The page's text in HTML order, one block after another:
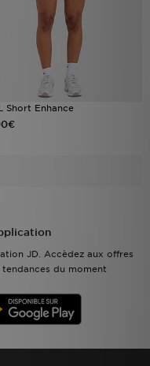
Short Enhance
JD. Accèdez aux offres
du moment